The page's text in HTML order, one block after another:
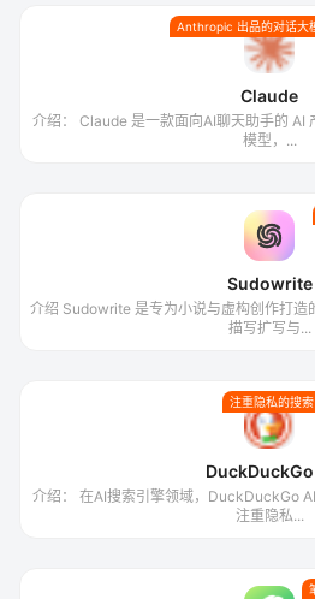
Anthropic 出品的对话大
Claude
介绍： Claude 是一款面向AI聊天助手的 AI
模型，...
Sudowrite
介绍 Sudowrite 是专为小说与虚构创作打造
描写扩写与...
注重隐私的搜
DuckDuckGo
介绍： 在AI搜索引擎领域，DuckDuckGo
注重隐私...